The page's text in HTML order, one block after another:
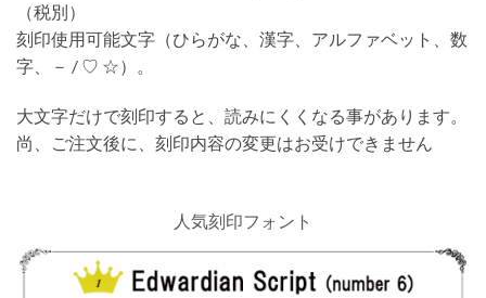
（税別）
刻印使用可能文字（ひらがな、漢字、アルファベット、数
字、－ / ♡ ☆）。
大文字だけで刻印すると、読みにくくなる事があります。
尚、ご注文後に、刻印内容の変更はお受けできません
人気刻印フォント